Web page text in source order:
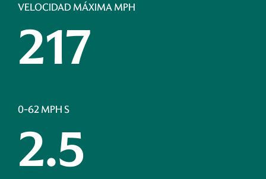
VELOCIDAD MÁXIMA MPH
217
0-62 MPH S
2.5